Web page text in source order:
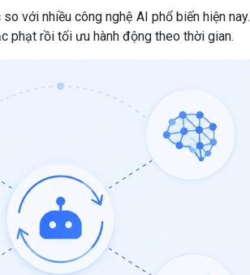
với nhiều công nghệ AI phổ biến hiện
phạt rồi tối ưu hành động theo thời gian.